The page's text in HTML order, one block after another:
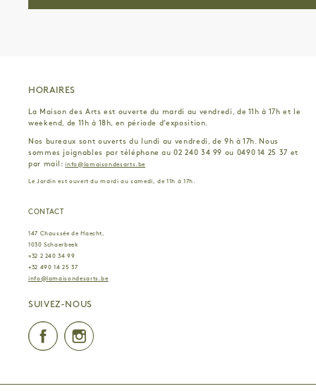
HORAIRES
La Maison des Arts est ouverte du mardi au vendredi, de 11h à 17h et le
weekend, de 11h à 18h, en période d’exposition.
Nos bureaux sont ouverts du lundi au vendredi, de 9h à 17h. Nous
sommes joignables par téléphone au 02 240 34 99 ou 0490 14 25 37 et
par mail:info@lamaisondesarts.be
Le Jardin est ouvert du mardi au samedi, de 11h à 17h.
CONTACT
147 Chaussée de Haecht,
1030 Schaerbeek
+32 2 240 34 99
+32 490 14 25 37
info@lamaisondesarts.be
SUIVEZ-NOUS